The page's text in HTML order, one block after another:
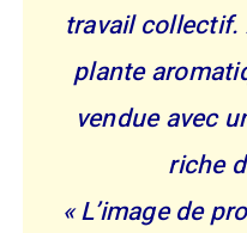
travail collectif.
plante
vendue avec
riche
« L’image de